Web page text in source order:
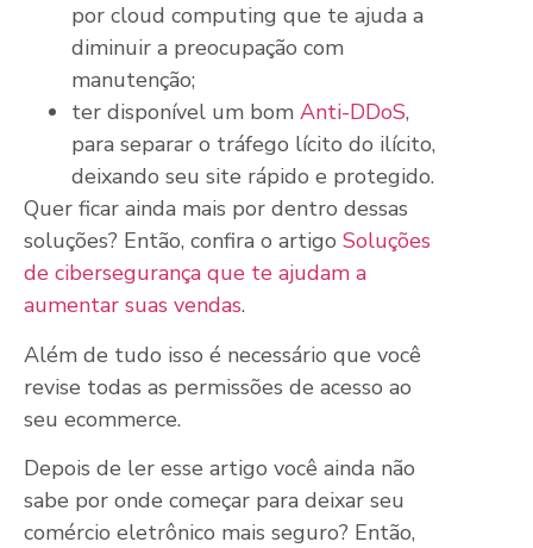
por cloud computing que te ajuda a
diminuir a preocupação com
manutenção;
ter disponível um bom Anti-DDoS,
para separar o tráfego lícito do ilícito,
deixando seu site rápido e protegido.
Quer ficar ainda mais por dentro dessas
soluções? Então, confira o artigo Soluções
de cibersegurança que te ajudam a
aumentar suas vendas.
Além de tudo isso é necessário que você
revise todas as permissões de acesso ao
seu ecommerce.
Depois de ler esse artigo você ainda não
sabe por onde começar para deixar seu
comércio eletrônico mais seguro? Então,